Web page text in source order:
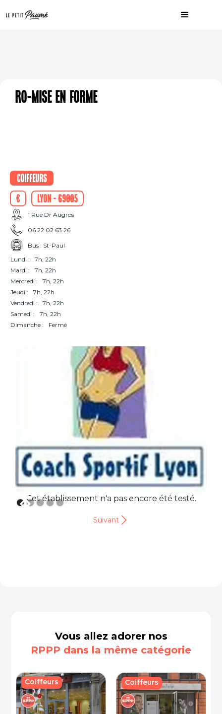
Ro-mise en forme
Coiffeurs
€
Lyon - 69005
1 Rue Dr Augros
06 22 02 63 26
Bus : St-Paul
Lundi :
7h, 22h
Mardi :
7h, 22h
Mercredi :
7h, 22h
Jeudi :
7h, 22h
Vendredi :
7h, 22h
Samedi :
7h, 22h
Dimanche :
Fermé
Cet établissement n'a pas encore été testé.
Suivant
Vous allez adorer nos
RPPP dans la même catégorie
Coiffeurs Coiffeurs